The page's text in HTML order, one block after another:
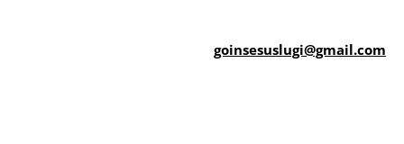
goinsesuslugi@gmail.com